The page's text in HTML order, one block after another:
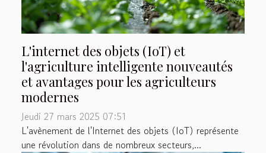
L'internet des objets (IoT) et
l'agriculture intelligente nouveautés
et avantages pour les agriculteurs
modernes
Jeudi 27 mars 2025 07:51
L'avènement de l'Internet des objets (IoT) représente
une révolution dans de nombreux secteurs,...